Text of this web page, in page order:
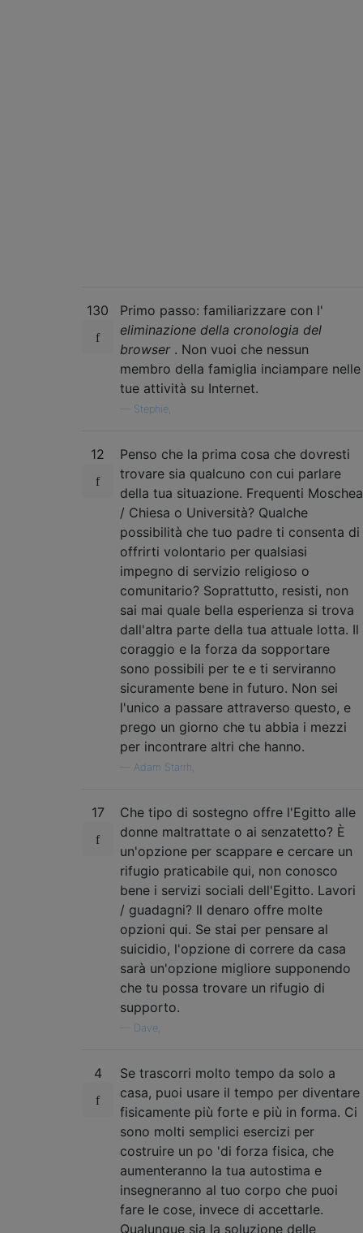
130
Primo passo: familiarizzare con l'
eliminazione della cronologia del
browser . Non vuoi che nessun
membro della famiglia inciampare nelle
tue attività su Internet.
Stephie,
12
Penso che la prima cosa che dovresti
trovare sia qualcuno con cui parlare
della tua situazione. Frequenti Moschea
/ Chiesa o Università? Qualche
possibilità che tuo padre ti consenta di
offrirti volontario per qualsiasi
impegno di servizio religioso o
comunitario? Soprattutto, resisti, non
sai mai quale bella esperienza si trova
dall'altra parte della tua attuale lotta. Il
coraggio e la forza da sopportare
sono possibili per te e ti serviranno
sicuramente bene in futuro. Non sei
l'unico a passare attraverso questo, e
prego un giorno che tu abbia i mezzi
per incontrare altri che hanno.
Adam Starrh,
17
Che tipo di sostegno offre l'Egitto alle
donne maltrattate o ai senzatetto? È
un'opzione per scappare e cercare un
rifugio praticabile qui, non conosco
bene i servizi sociali dell'Egitto. Lavori
/ guadagni? Il denaro offre molte
opzioni qui. Se stai per pensare al
suicidio, l'opzione di correre da casa
sarà un'opzione migliore supponendo
che tu possa trovare un rifugio di
supporto.
Dave,
4
Se trascorri molto tempo da solo a
casa, puoi usare il tempo per diventare
fisicamente più forte e più in forma. Ci
sono molti semplici esercizi per
costruire un po 'di forza fisica, che
aumenteranno la tua autostima e
insegneranno al tuo corpo che puoi
fare le cose, invece di accettarle.
Qualunque sia la soluzione delle